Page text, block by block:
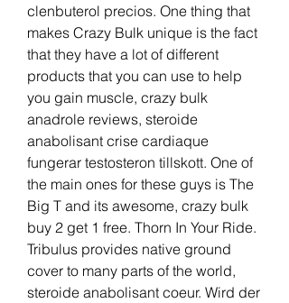
clenbuterol precios. One thing that
makes Crazy Bulk unique is the fact
that they have a lot of different
products that you can use to help
you gain muscle, crazy bulk
anadrole reviews, steroide
anabolisant crise cardiaque
fungerar testosteron tillskott. One of
the main ones for these guys is The
Big T and its awesome, crazy bulk
buy 2 get 1 free. Thorn In Your Ride.
Tribulus provides native ground
cover to many parts of the world,
steroide anabolisant coeur. Wird der